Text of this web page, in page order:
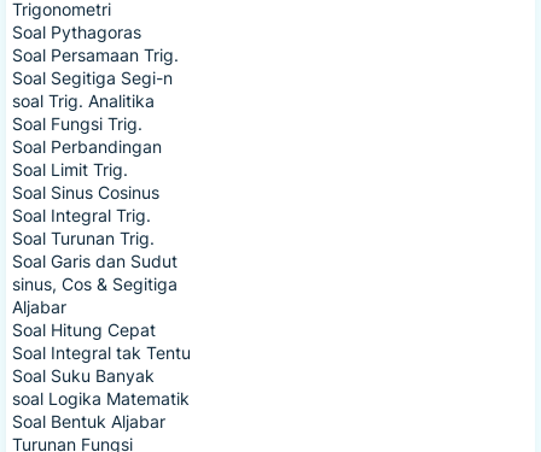
Trigonometri
Soal Pythagoras
Soal Persamaan Trig.
Soal Segitiga Segi-n
soal Trig. Analitika
Soal Fungsi Trig.
Soal Perbandingan
Soal Limit Trig.
Soal Sinus Cosinus
Soal Integral Trig.
Soal Turunan Trig.
Soal Garis dan Sudut
sinus, Cos & Segitiga
Aljabar
Soal Hitung Cepat
Soal Integral tak Tentu
Soal Suku Banyak
soal Logika Matematik
Soal Bentuk Aljabar
Turunan Fungsi